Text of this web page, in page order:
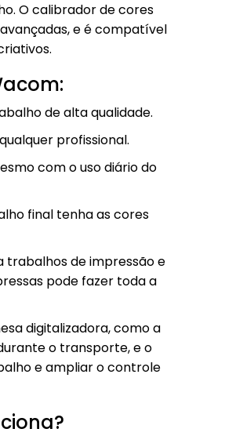
O calibrador de cores
e é compatível
de alta qualidade.
profissional.
com o uso diário do
final tenha as cores
trabalhos de impressão e
pode fazer toda a
digitalizadora, como a
o transporte, e o
e ampliar o controle